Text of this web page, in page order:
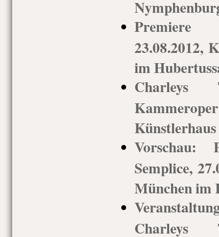
Premiere
23.08.2012,
im
Charleys
Künstlerhaus
Vorschau:
Semplice,
München im
Charleys